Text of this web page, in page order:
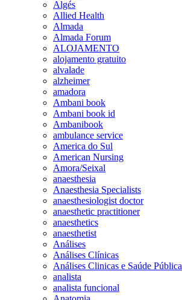
Algés
Allied Health
Almada
Almada Forum
ALOJAMENTO
alojamento gratuito
alvalade
alzheimer
amadora
Ambani book
Ambani book id
Ambanibook
ambulance service
America do Sul
American Nursing
Amora/Seixal
anaesthesia
Anaesthesia Specialists
anaesthesiologist doctor
anaesthetic practitioner
anaesthetics
anaesthetist
Análises
Análises Clínicas
Análises Clinicas e Saúde Pública
analista
analista funcional